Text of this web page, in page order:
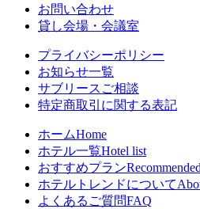
お問い合わせ
貸し会場・会議室
プライバシーポリシー
お知らせ一覧
サブリースご相談
特定商取引に関する表記
ホームHome
ホテル一覧Hotel list
おすすめプラン
ホテルトレンドについて
よくあるご質問FAQ